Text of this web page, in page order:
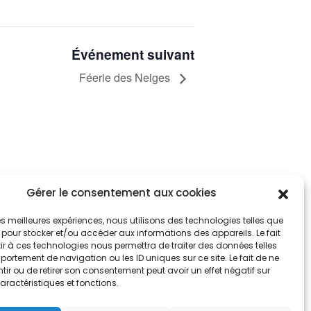
Gérer le consentement aux cookies
meilleures expériences, nous utilisons des technologies telles que
stocker et/ou accéder aux informations des appareils. Le fait
à ces technologies nous permettra de traiter des données telles
de navigation ou les ID uniques sur ce site. Le fait de ne
ou de retirer son consentement peut avoir un effet négatif sur
et fonctions.
Événement suivant
Féerie des Neiges
informés
vous aux alertes municipales
m'abonne